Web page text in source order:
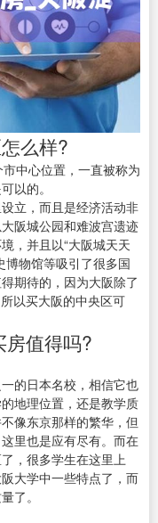
么样?
中心位置，一直被称为
以的。
立，而且是经济活动非
阪城公园和难波宫遗迹
，并且以“大阪城天天
博物馆等吸引了很多国
期待的，因为大阪除了
以买大阪的中央区可
房值得吗?
的日本名校，相信它也
地理位置，还是教学质
像东京那样的繁华，但
里也是应有尽有。而在
，很多学生在这里上
大学中一些特点了，而
了。